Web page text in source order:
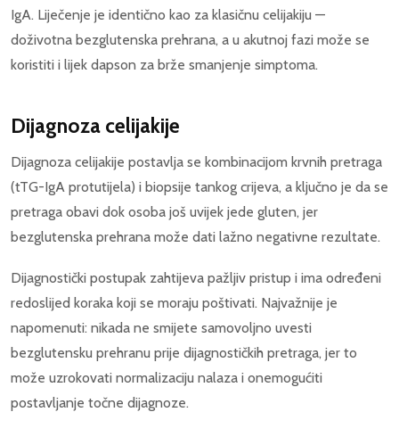
IgA. Liječenje je identično kao za klasičnu celijakiju —
doživotna bezglutenska prehrana, a u akutnoj fazi može se
koristiti i lijek dapson za brže smanjenje simptoma.
Dijagnoza celijakije
Dijagnoza celijakije postavlja se kombinacijom krvnih pretraga
(tTG-IgA protutijela) i biopsije tankog crijeva, a ključno je da se
pretraga obavi dok osoba još uvijek jede gluten, jer
bezglutenska prehrana može dati lažno negativne rezultate.
Dijagnostički postupak zahtijeva pažljiv pristup i ima određeni
redoslijed koraka koji se moraju poštivati. Najvažnije je
napomenuti: nikada ne smijete samovoljno uvesti
bezglutensku prehranu prije dijagnostičkih pretraga, jer to
može uzrokovati normalizaciju nalaza i onemogućiti
postavljanje točne dijagnoze.